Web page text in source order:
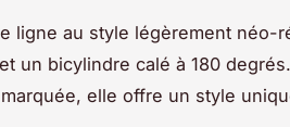
ligne au style légèrement néo-
un bicylindre calé à 180 degrés.
elle offre un style